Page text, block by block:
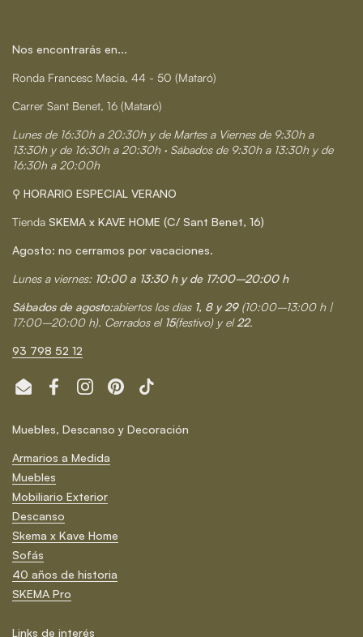
Nos encontrarás en...
Ronda Francesc Macia, 44 - 50 (Mataró)
Carrer Sant Benet, 16 (Mataró)
Lunes de 16:30h a 20:30h y de Martes a Viernes de 9:30h a
13:30h y de 16:30h a 20:30h · Sábados de 9:30h a 13:30h y de
16:30h a 20:00h
⚲ HORARIO ESPECIAL VERANO
Tienda SKEMA x KAVE HOME (C/ Sant Benet, 16)
Agosto: no cerramos por vacaciones.
Lunes a viernes: 10:00 a 13:30 h y de 17:00–20:00 h
Sábados de agosto:abiertos los días 1, 8 y 29 (10:00–13:00 h |
17:00–20:00 h). Cerrados el 15(festivo) y el22.
93 798 52 12
Email FacebookInstagramPinterestTikTok
Muebles, Descanso y Decoración
Armarios a Medida
Muebles
Mobiliario Exterior
Descanso
Skema x Kave Home
Sofás
40 años de historia
SKEMA Pro
Links de interés